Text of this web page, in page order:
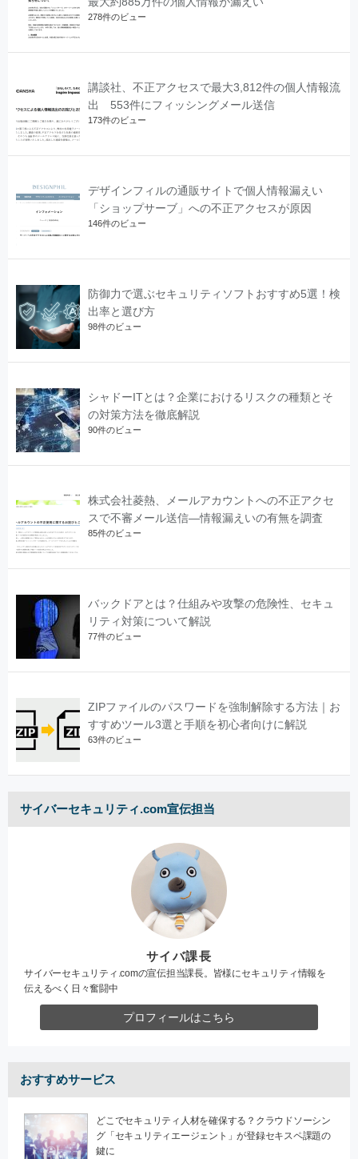
278件のビュー
講談社、不正アクセスで最大3,812件の個人情報流
出 553件にフィッシングメール送信
173件のビュー
デザインフィルの通販サイトで個人情報漏えい
「ショップサーブ」への不正アクセスが原因
146件のビュー
防御力で選ぶセキュリティソフトおすすめ5選！検
出率と選び方
98件のビュー
シャドーITとは？企業におけるリスクの種類とそ
の対策方法を徹底解説
90件のビュー
株式会社菱熱、メールアカウントへの不正アクセ
スで不審メール送信―情報漏えいの有無を調査
85件のビュー
バックドアとは？仕組みや攻撃の危険性、セキュ
リティ対策について解説
77件のビュー
ZIPファイルのパスワードを強制解除する方法｜お
すすめツール3選と手順を初心者向けに解説
63件のビュー
サイバーセキュリティ.com宣伝担当
サイバ課長
サイバーセキュリティ.comの宣伝担当課長。皆様にセキュリティ情報を
伝えるべく日々奮闘中
プロフィールはこちら
おすすめサービス
どこでセキュリティ人材を確保する？クラウドソーシン
グ「セキュリティエージェント」が登録セキスペ課題の
鍵に